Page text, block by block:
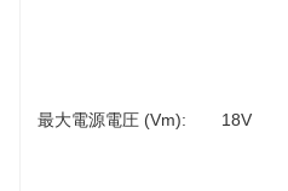
最大電源電圧 (Vm): 18V